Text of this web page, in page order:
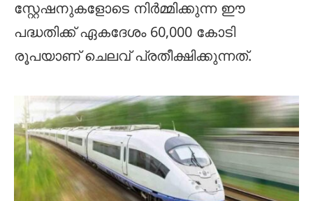
സ്റ്റേഷനുകളോടെ നിർമ്മിക്കുന്ന ഈ
പദ്ധതിക്ക് ഏകദേശം 60,000 കോടി
രൂപയാണ് ചെലവ് പ്രതീക്ഷിക്കുന്നത്.